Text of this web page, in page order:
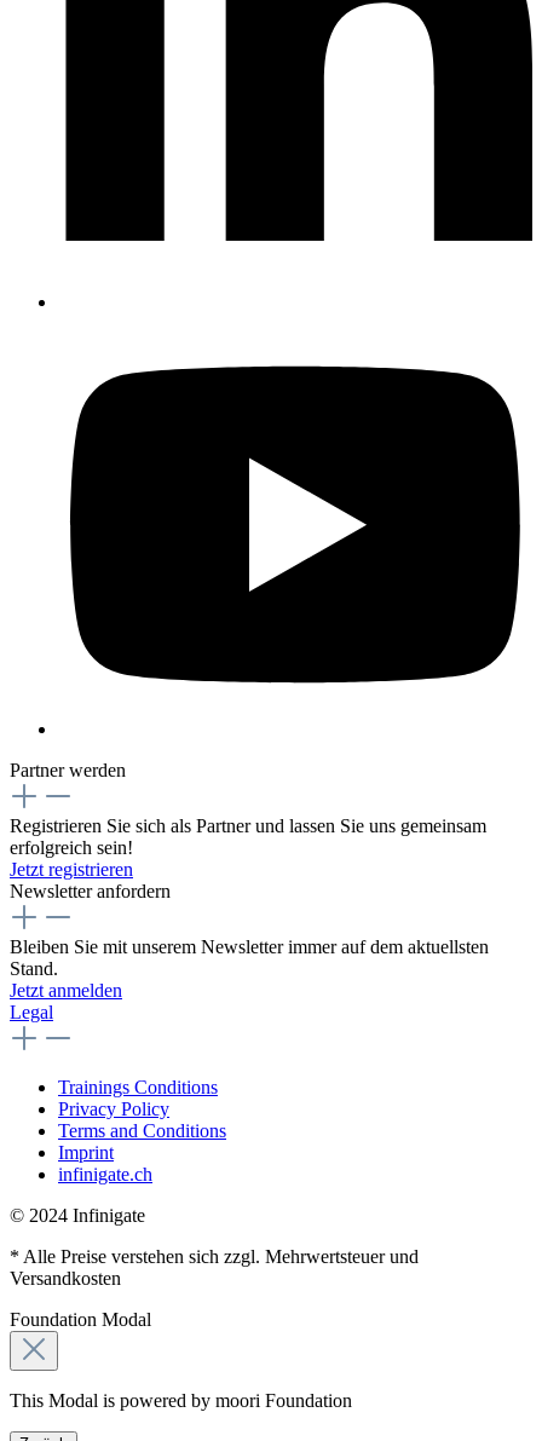
Partner werden
Registrieren Sie sich als Partner und lassen Sie uns gemeinsam
erfolgreich sein!
Jetzt registrieren
Newsletter anfordern
Bleiben Sie mit unserem Newsletter immer auf dem aktuellsten
Stand.
Jetzt anmelden
Legal
Trainings Conditions
Privacy Policy
Terms and Conditions
Imprint
infinigate.ch
© 2024 Infinigate
* Alle Preise verstehen sich zzgl. Mehrwertsteuer und
Versandkosten
Foundation Modal
This Modal is powered by moori Foundation